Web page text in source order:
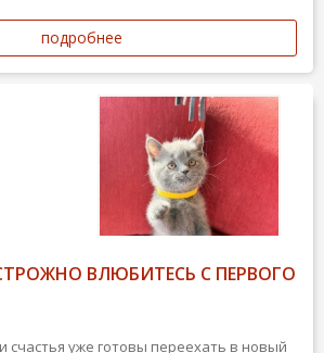
подробнее
ВЛЮБИТЕСЬ С ПЕРВОГО
счастья уже готовы переехать в новый